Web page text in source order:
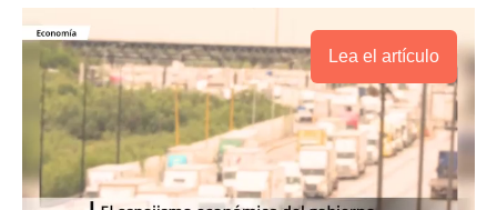
Lea el artículo